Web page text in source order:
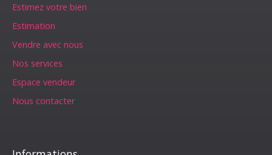
Estimez votre bien
Estimation
Vendre avec nous
Nos services
Espace vendeur
Nous contacter